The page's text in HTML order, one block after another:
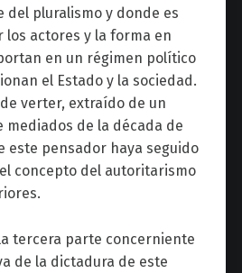
del pluralismo y donde es
los actores y la forma en
en un régimen político
el Estado y la sociedad.
verter, extraído de un
mediados de la década de
este pensador haya seguido
concepto del autoritarismo
tercera parte concerniente
de la dictadura de este